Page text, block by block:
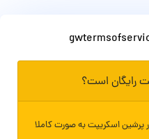
رایگان است؟
پرشین اسکریپت به صورت کاملا